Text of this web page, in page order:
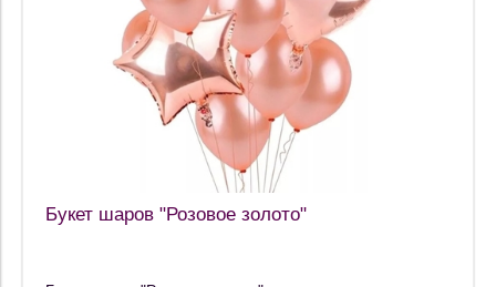
Букет шаров "Розовое золото"